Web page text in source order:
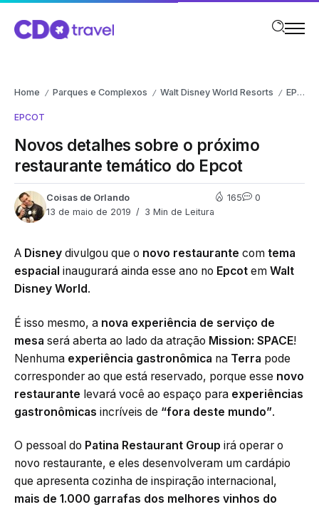
Home / Parques e Complexos / Walt Disney World Resorts / EPCOT
EPCOT
Novos detalhes sobre o próximo
restaurante temático do Epcot
Coisas de Orlando
13 de maio de 2019
3 Min de Leitura
165 0
A Disney divulgou que o novo restaurante com tema
espacial inaugurará ainda esse ano no Epcot em Walt
Disney World .
É isso mesmo, a nova experiência de serviço de
mesa será aberta ao lado da atração Mission: SPACE!
Nenhuma experiência gastronômica na Terra pode
corresponder ao que está reservado, porque esse novo
restaurante levará você ao espaço para experiências
gastronômicas incríveis de “fora deste mundo”.
O pessoal do Patina Restaurant Group irá operar o
novo restaurante, e eles desenvolveram um cardápio
que apresenta cozinha de inspiração internacional,
mais de 1.000 garrafas dos melhores vinhos do